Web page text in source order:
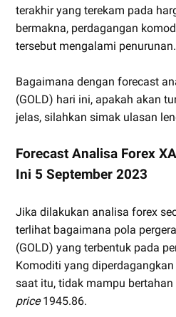
terakhir yang terekam pada
bermakna, perdagangan
tersebut mengalami penurunan.
Bagaimana dengan forecast
(GOLD) hari ini, apakah akan
jelas, silahkan simak ulasan
Forecast Analisa Forex
Ini 5 September 2023
Jika dilakukan analisa forex
terlihat bagaimana pola
(GOLD) yang terbentuk pada
Komoditi yang diperdagangkan
saat itu, tidak mampu
price1945.86.